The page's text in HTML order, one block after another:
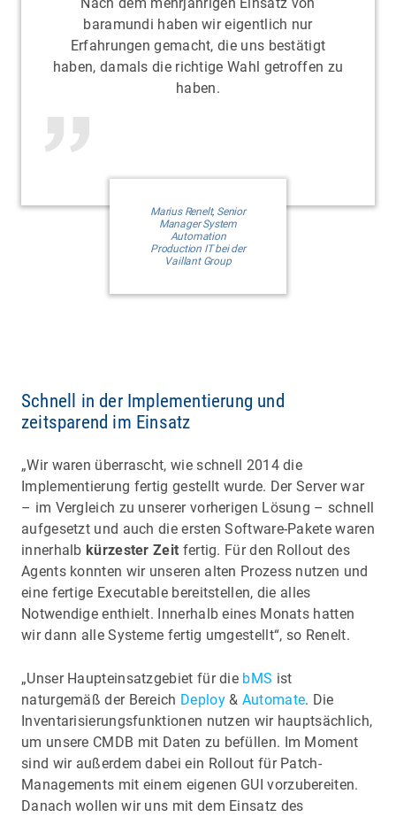
baramundi haben wir eigentlich nur
Erfahrungen gemacht, die uns bestätigt
haben, damals die richtige Wahl getroffen zu
haben.
Marius Renelt, Senior
Manager System
Automation
Production IT bei der
Vaillant Group
Schnell in der Implementierung und
zeitsparend im Einsatz
„Wir waren überrascht, wie schnell 2014 die
Implementierung fertig gestellt wurde. Der Server war
– im Vergleich zu unserer vorherigen Lösung – schnell
aufgesetzt und auch die ersten Software-Pakete waren
innerhalb kürzester Zeit fertig. Für den Rollout des
Agents konnten wir unseren alten Prozess nutzen und
eine fertige Executable bereitstellen, die alles
Notwendige enthielt. Innerhalb eines Monats hatten
wir dann alle Systeme fertig umgestellt“, so Renelt.
„Unser Haupteinsatzgebiet für die bMS ist
naturgemäß der Bereich Deploy& Automate. Die
Inventarisierungsfunktionen nutzen wir hauptsächlich,
um unsere CMDB mit Daten zu befüllen. Im Moment
sind wir außerdem dabei ein Rollout für Patch-
Managements mit einem eigenen GUI vorzubereiten.
Danach wollen wir uns mit dem Einsatz des